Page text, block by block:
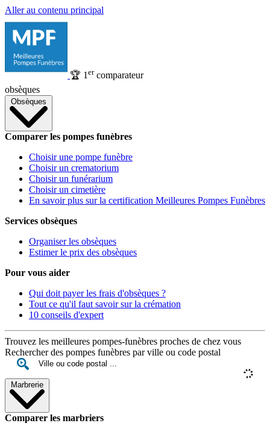
Aller au contenu principal
🏆 1 ercomparateur
obsèques
Obsèques
Comparer les pompes funèbres
Choisir une pompe funèbre
Choisir un crematorium
Choisir un funérarium
Choisir un cimetière
En savoir plus sur la certification Meilleures Pompes Funèbres
Services obsèques
Organiser les obsèques
Estimer le prix des obsèques
Pour vous aider
Qui doit payer les frais d'obsèques ?
Tout ce qu'il faut savoir sur la crémation
10 conseils d'expert
Trouvez les meilleures pompes-funèbres proches de chez vous
Rechercher des pompes funèbres par ville ou code postal
Marbrerie
Comparer les marbriers